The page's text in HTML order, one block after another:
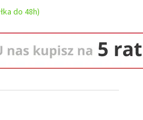
do 48h)